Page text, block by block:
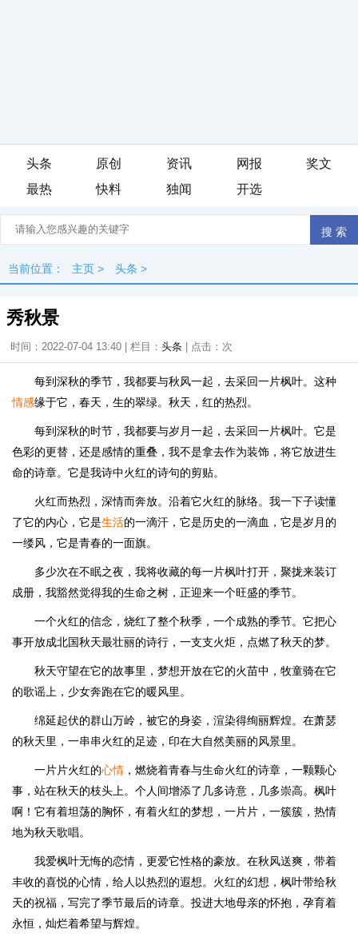
头条 原创 资讯 网报
奖文
最热
快料 独闻 开选
当前位置： 主页 > 头条 >
秀秋景
时间：2022-07-04 13:40 | 栏目： 头条 | 点击： 次
每到深秋的季节，我都要与秋风一起，去采回一片枫叶。这种
情感缘于它，春天，生的翠绿。秋天，红的热烈。
每到深秋的时节，我都要与岁月一起，去采回一片枫叶。它是
色彩的更替，还是感情的重叠，我不是拿去作为装饰，将它放进生
命的诗章。它是我诗中火红的诗句的剪贴。
火红而热烈，深情而奔放。沿着它火红的脉络。我一下子读懂
了它的内心，它是生活的一滴汗，它是历史的一滴血，它是岁月的
一缕风，它是青春的一面旗。
多少次在不眠之夜，我将收藏的每一片枫叶打开，聚拢来装订
成册，我豁然觉得我的生命之树，正迎来一个旺盛的季节。
一个火红的信念，烧红了整个秋季，一个成熟的季节。它把心
事开放成北国秋天最壮丽的诗行，一支支火炬，点燃了秋天的梦。
秋天守望在它的故事里，梦想开放在它的火苗中，牧童骑在它
的歌谣上，少女奔跑在它的暖风里。
绵延起伏的群山万岭，被它的身姿，渲染得绚丽辉煌。在萧瑟
的秋天里，一串串火红的足迹，印在大自然美丽的风景里。
一片片火红的心情 ，燃烧着青春与生命火红的诗章，一颗颗心
事，站在秋天的枝头上。个人间增添了几多诗意，几多崇高。枫叶
啊！它有着坦荡的胸怀，有着火红的梦想，一片片，一簇簇，热情
地为秋天歌唱。
我爱枫叶无悔的恋情，更爱它性格的豪放。在秋风送爽，带着
丰收的喜悦的心情，给人以热烈的遐想。火红的幻想，枫叶带给秋
天的祝福，写完了季节最后的诗章。投进大地母亲的怀抱，孕育着
永恒，灿烂着希望与辉煌。